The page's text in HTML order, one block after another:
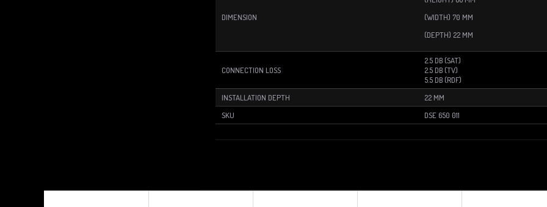
DIMENSION
(WIDTH) 70 MM
(DEPTH) 22 MM
CONNECTION LOSS
2.5 DB (SAT)
2.5 DB (TV)
5.5 DB (RDF)
INSTALLATION DEPTH
22 MM
SKU
DSE 650 011